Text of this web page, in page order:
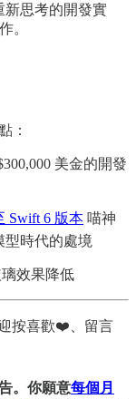
新思考的開發實
。
：
美金的開發
Swift 6 版本 喵神
型時代的處境
璃效果降低
按喜歡❤️、留言
。你願意每個月